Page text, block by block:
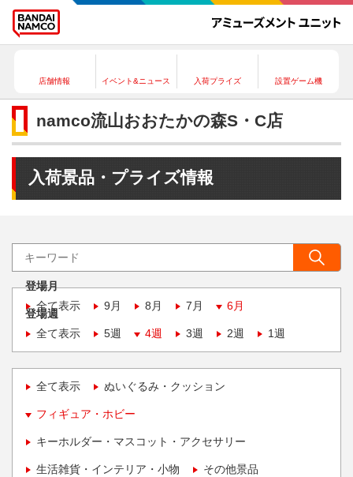
店舗情報 イベント&ニュース 入荷プライズ 設置ゲーム機
namco流山おおたかの森S・C店
入荷景品・プライズ情報
登場月
全て表示
9月 8月 7月 6月
登場週
全て表示
5週 4週 3週 2週 1週
全て表示 ぬいぐるみ・クッション
フィギュア・ホビー
キーホルダー・マスコット・アクセサリー
生活雑貨・インテリア・小物 その他景品